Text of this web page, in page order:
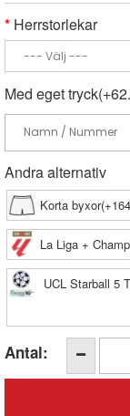
Herrstorlekar
Med eget
Andra alternativ
Korta
La Liga +
UCL Starball 5
Antal: